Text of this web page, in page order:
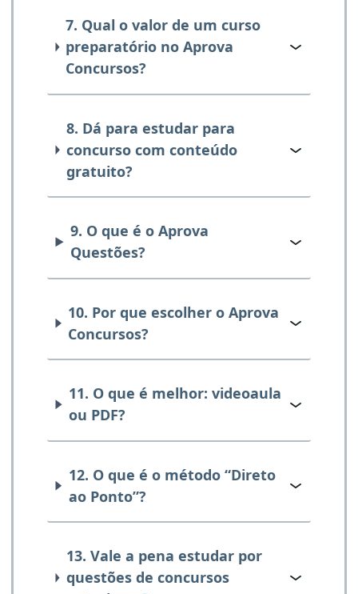
7. Qual o valor de um curso
preparatório no Aprova
Concursos?
8. Dá para estudar para
concurso com conteúdo
gratuito?
9. O que é o Aprova
Questões?
10. Por que escolher o Aprova
Concursos?
11. O que é melhor: videoaula
ou PDF?
12. O que é o método “Direto
ao Ponto”?
13. Vale a pena estudar por
questões de concursos